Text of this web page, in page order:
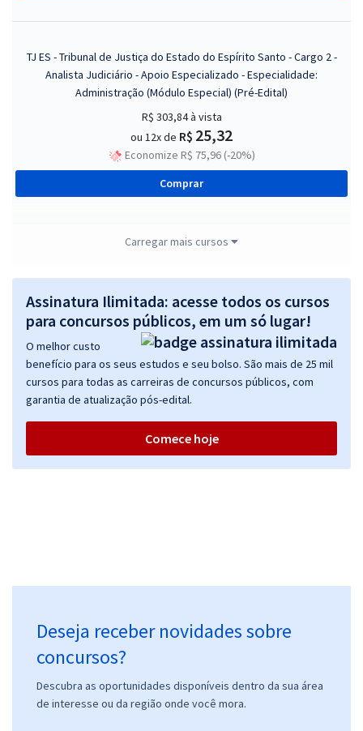
TJ ES - Tribunal de Justiça do Estado do Espírito Santo - Cargo 2 -
Analista Judiciário - Apoio Especializado - Especialidade:
Administração (Módulo Especial) (Pré-Edital)
R$ 303,84à vista
ou 12x de R$ 25,32
Economize R$ 75,96 (-20%)
Comprar
Analista Judiciário - Apoio Especializado - Especialidade:
Comunicação Social (Módulo Especial) (Pré-Edital)
R$ 311,84à vista
ou 12x de R$25,99
Economize R$ 77,96 (-20%)
Comprar
TJ ES - Tribunal de Justiça do Estado do Espírito Santo - Cargo 14 -
TJ ES - Tribunal de Justiça do Estado do Espírito Santo -
Conhecimentos Específicos - Cargo 14 - Analista Judiciário - Apoio
Especializado - Especialidade: Estatística
R$ 207,84à vista
Carregar mais cursos
Assinatura Ilimitada: acesse todos os cursos
para concursos públicos, em um só lugar!
O melhor custo
benefício para os seus estudos e seu bolso. São mais de 25 mil
cursos para todas as carreiras de concursos públicos, com
garantia de atualização pós-edital.
Comece hoje
Deseja receber novidades sobre
concursos?
Descubra as oportunidades disponíveis dentro da sua área
de interesse ou da região onde você mora.